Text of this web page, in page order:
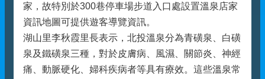
家，故特別於300巷停車場步道入口處設置溫泉店家
資訊地圖可提供遊客導覽資訊。
湖山里李秋霞里長表示，北投溫泉分為青磺泉、白磺
泉及鐵磺泉三種，對於皮膚病、風濕、關節炎、神經
痛、動脈硬化、婦科疾病者等具有療效。這些溫泉常